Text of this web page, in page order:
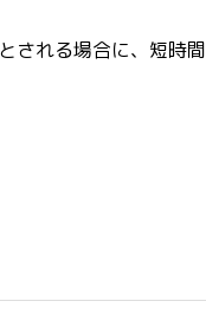
される場合に、短時